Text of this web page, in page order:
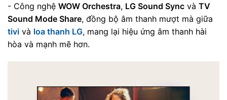
- Công nghệ WOW Orchestra, LG Sound Sync và TV
Sound Mode Share, đồng bộ âm thanh mượt mà giữa
tivi và loa thanh LG, mang lại hiệu ứng âm thanh hài
hòa và mạnh mẽ hơn.